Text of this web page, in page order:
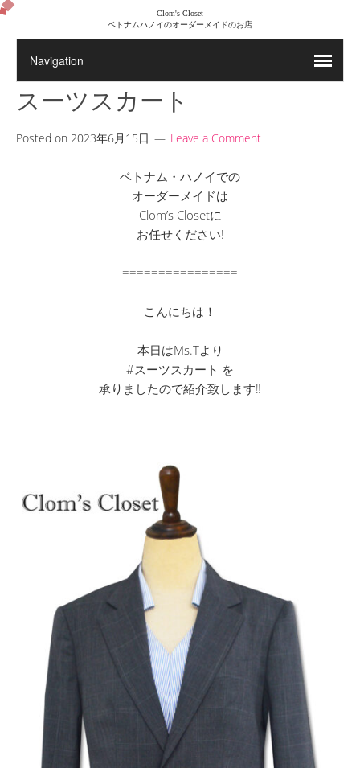
Clom's Closet
ベトナムハノイのオーダーメイドのお店
スーツスカート
Posted on 2023年6月15日 Leave a Comment
ベトナム・ハノイでの
オーダーメイドは
Clom’s Closetに
お任せください!
================
こんにちは！
本日はMs.Tより
#スーツスカート を
承りましたので紹介致します‼︎